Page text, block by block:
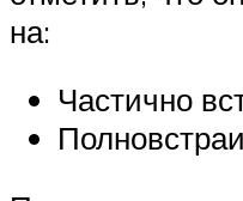
на:
Частично